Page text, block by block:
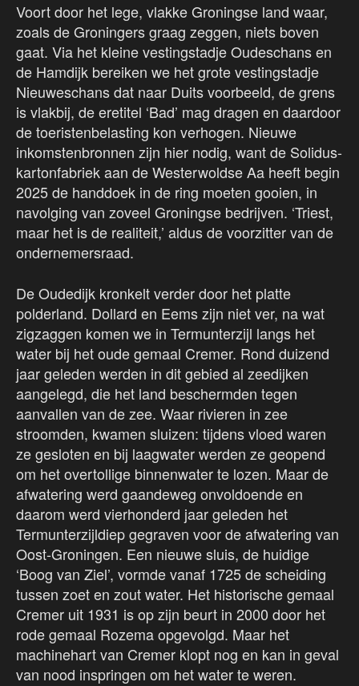
Voort door het lege, vlakke Groningse land waar,
zoals de Groningers graag zeggen, niets boven
gaat. Via het kleine vestingstadje Oudeschans en
de Hamdijk bereiken we het grote vestingstadje
Nieuweschans dat naar Duits voorbeeld, de grens
is vlakbij, de eretitel ‘Bad’ mag dragen en daardoor
de toeristenbelasting kon verhogen. Nieuwe
inkomstenbronnen zijn hier nodig, want de Solidus-
kartonfabriek aan de Westerwoldse Aa heeft begin
2025 de handdoek in de ring moeten gooien, in
navolging van zoveel Groningse bedrijven. ‘Triest,
maar het is de realiteit,’ aldus de voorzitter van de
ondernemersraad.
De Oudedijk kronkelt verder door het platte
polderland. Dollard en Eems zijn niet ver, na wat
zigzaggen komen we in Termunterzijl langs het
water bij het oude gemaal Cremer. Rond duizend
jaar geleden werden in dit gebied al zeedijken
aangelegd, die het land beschermden tegen
aanvallen van de zee. Waar rivieren in zee
stroomden, kwamen sluizen: tijdens vloed waren
ze gesloten en bij laagwater werden ze geopend
om het overtollige binnenwater te lozen. Maar de
afwatering werd gaandeweg onvoldoende en
daarom werd vierhonderd jaar geleden het
Termunterzijldiep gegraven voor de afwatering van
Oost-Groningen. Een nieuwe sluis, de huidige
‘Boog van Ziel’, vormde vanaf 1725 de scheiding
tussen zoet en zout water. Het historische gemaal
Cremer uit 1931 is op zijn beurt in 2000 door het
rode gemaal Rozema opgevolgd. Maar het
machinehart van Cremer klopt nog en kan in geval
van nood inspringen om het water te weren.